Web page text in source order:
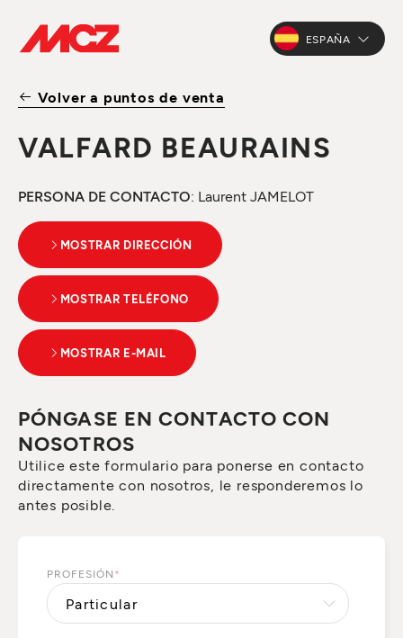
ESPAÑA
Volver a puntos de venta
VALFARD BEAURAINS
PERSONA DE CONTACTO: Laurent JAMELOT
MOSTRAR DIRECCIÓN
MOSTRAR TELÉFONO
MOSTRAR E-MAIL
PÓNGASE EN CONTACTO CON
NOSOTROS
Utilice este formulario para ponerse en contacto
directamente con nosotros, le responderemos lo
antes posible.
PROFESIÓN *